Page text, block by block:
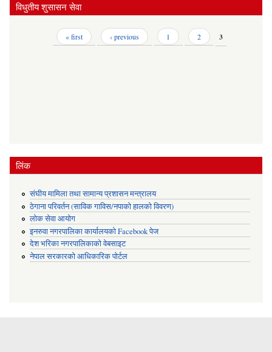
विधुतीय शुसासन सेवा
« first ‹ previous 1 2 3
लिंक
संघीय मामिला तथा सामान्य प्रशासन मन्त्रालय
ठेगाना परिवर्तन (साविक गाविस/नपाको हालको विवरण)
लोक सेवा आयोग
इनरुवा नगरपालिका कार्यालयको Facebook पेज
देश भरिका नगरपालिकाको वेबसाइट
नेपाल सरकारको आधिकारिक पोर्टल